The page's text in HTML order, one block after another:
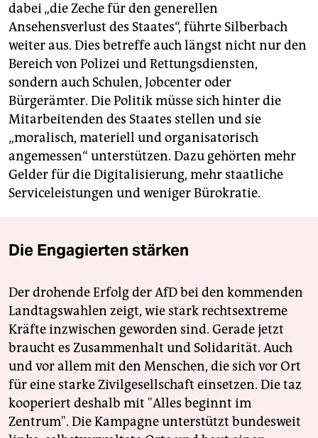
dabei „die Zeche für den generellen
Ansehensverlust des Staates“, führte Silberbach
weiter aus. Dies betreffe auch längst nicht nur den
Bereich von Polizei und Rettungsdiensten,
sondern auch Schulen, Jobcenter oder
Bürgerämter. Die Politik müsse sich hinter die
Mitarbeitenden des Staates stellen und sie
„moralisch, materiell und organisatorisch
angemessen“ unterstützen. Dazu gehörten mehr
Gelder für die Digitalisierung, mehr staatliche
Serviceleistungen und weniger Bürokratie.
Die Engagierten stärken
Der drohende Erfolg der AfD bei den kommenden
Landtagswahlen zeigt, wie stark rechtsextreme
Kräfte inzwischen geworden sind. Gerade jetzt
braucht es Zusammenhalt und Solidarität. Auch
und vor allem mit den Menschen, die sich vor Ort
für eine starke Zivilgesellschaft einsetzen. Die taz
kooperiert deshalb mit "Alles beginnt im
Zentrum". Die Kampagne unterstützt bundesweit